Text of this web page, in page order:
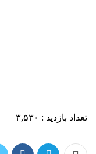
تعداد بازدید : ۳,۵۳۰